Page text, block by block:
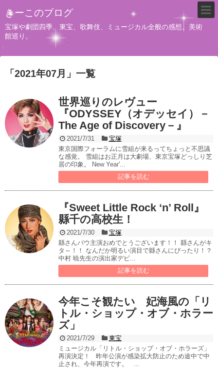
きーこのブログ
宝塚や劇団四季、東宝、歌舞伎、ミュージカル全般の感想。美術
館巡り。
「 2021年07月 」 一覧
世界巡りのレヴュー
『ODYSSEY（オデッセイ）－
The Age of Discovery－』
2021/7/31
宝塚
東京国際フォーラムに雪組が来るってちょっと不思議
な感覚。 雪組はお正月は大劇場、東京宝塚どっしり芝
居の印象。 New Year'...
記事を読む
『Sweet Little Rock ‘n’ Roll』
縣千の高校生！
2021/7/30
宝塚
縣さんバウ主演おめでとうございます！！ 縣さんがキ
タ～！！ なんだか明るい演目で縣さんにぴったり！？
中村 暁先生の演出家デビ...
記事を読む
今年こそ観たい 妃海風の「リ
トル・ショップ・オブ・ホラー
ズ」
2021/7/29
東宝
ミュージカル「リトル・ショップ・オブ・ホラーズ」
再演決定！ 昨年公演が感染拡大防止のため途中で中
止され、今年再演です。 ...